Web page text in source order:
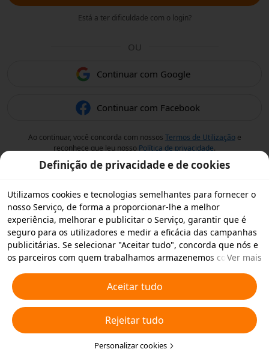
Está a ter dificuldade com o login?
OU
Continuar com Google
Continuar com Facebook
Ao continuar, você concorda com nossos Termos de Utilizaçãoe
reconhece que leu nosso Política de privacidade.
Definição de privacidade e de cookies
Utilizamos cookies e tecnologias semelhantes para fornecer o
nosso Serviço, de forma a proporcionar-lhe a melhor
experiência, melhorar e publicitar o Serviço, garantir que é
seguro para os utilizadores e medir a eficácia das campanhas
publicitárias. Se selecionar "Aceitar tudo", concorda que nós e
os parceiros com quem trabalhamos armazenemos cookies e
publicitários. Também pode "Rejeitar todos" os cookies não
essenciais ou escolher os tipos de cookies que pretende
aceitar ou desativar clicando em "Personalizar cookies" abaixo
ou em qualquer altura nas suas definições de privacidade.
Para obter mais informações, consulte a nossaPolítica relativa
a Cookies e Tecnologias Semelhantes.
Ver mais
Aceitar tudo
Rejeitar tudo
Personalizar cookies